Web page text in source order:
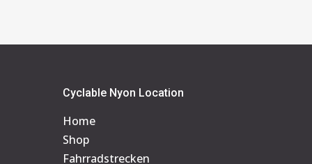
Cyclable Nyon Location
Home
Shop
Fahrradstrecken